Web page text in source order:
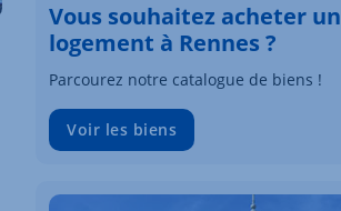
Vous souhaitez acheter un
logement à Rennes ?
Parcourez notre catalogue de biens !
Voir les biens